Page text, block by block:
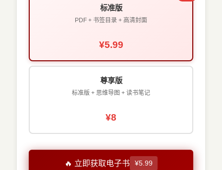
标准版
PDF + 书签目录 + 高清封面
¥5.99
尊享版
标准版 + 思维导图 + 读书笔记
¥8
🔥 立即获取电子书 ¥5.99